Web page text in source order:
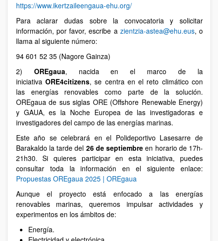
https://www.ikertzaileengaua-ehu.org/
Para aclarar dudas sobre la convocatoria y solicitar
información, por favor, escribe a zientzia-astea@ehu.eus, o
llama al siguiente número:
94 601 52 35 (Nagore Gainza)
2) OREgaua, nacida en el marco de la
iniciativaORE4citizens, se centra en el reto climático con
las energías renovables como parte de la solución.
OREgaua de sus siglas ORE (Offshore Renewable Energy)
y GAUA, es la Noche Europea de las investigadoras e
investigadores del campo de las energías marinas.
Este año se celebrará en el Polideportivo Lasesarre de
Barakaldo la tarde del 26 de septiembre en horario de 17h-
21h30. Si quieres participar en esta iniciativa, puedes
consultar toda la información en el siguiente enlace:
Propuestas OREgaua 2025 | OREgaua
Aunque el proyecto está enfocado a las energías
renovables marinas, queremos impulsar actividades y
experimentos en los ámbitos de:
Energía.